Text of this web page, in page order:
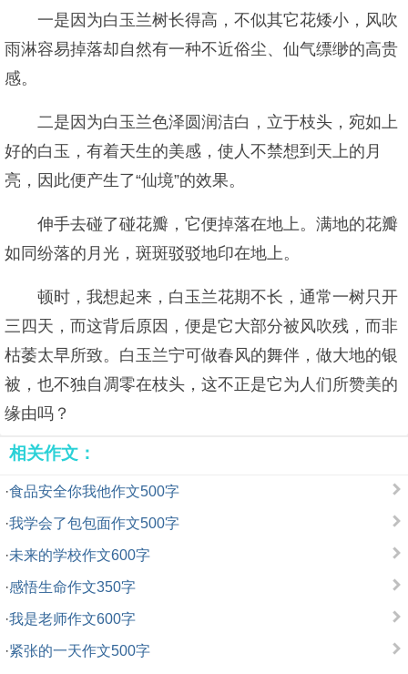
一是因为白玉兰树长得高，不似其它花矮小，风吹
雨淋容易掉落却自然有一种不近俗尘、仙气缥缈的高贵
感。
二是因为白玉兰色泽圆润洁白，立于枝头，宛如上
好的白玉，有着天生的美感，使人不禁想到天上的月
亮，因此便产生了“仙境”的效果。
伸手去碰了碰花瓣，它便掉落在地上。满地的花瓣
如同纷落的月光，斑斑驳驳地印在地上。
顿时，我想起来，白玉兰花期不长，通常一树只开
三四天，而这背后原因，便是它大部分被风吹残，而非
枯萎太早所致。白玉兰宁可做春风的舞伴，做大地的银
被，也不独自凋零在枝头，这不正是它为人们所赞美的
缘由吗？
相关作文：
·食品安全你我他作文500字
·我学会了包包面作文500字
·未来的学校作文600字
·感悟生命作文350字
·我是老师作文600字
·紧张的一天作文500字